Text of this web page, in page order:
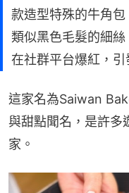
款造型特殊的牛角
類似黑色毛髮的細
在社群平台爆紅，引
這家名為Saiwan
與甜點聞名，是許多
家。